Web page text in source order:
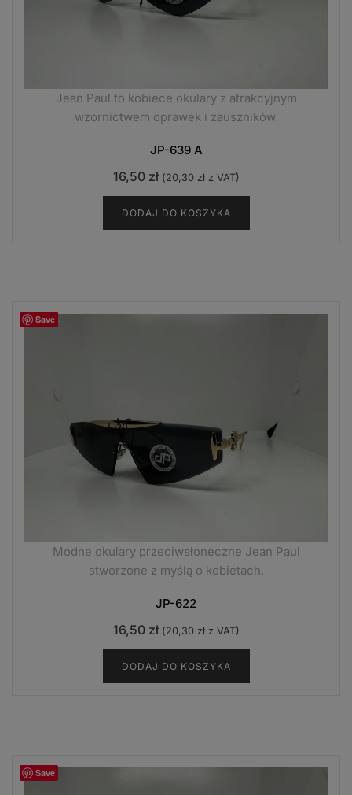
Jean Paul to kobiece okulary z atrakcyjnym
wzornictwem oprawek i zauszników.
JP-639 A
16,50 zł (20,30 złz VAT)
DODAJ DO KOSZYKA
Save
Modne okulary przeciwsłoneczne Jean Paul
stworzone z myślą o kobietach.
JP-622
16,50 zł (20,30 złz VAT)
DODAJ DO KOSZYKA
Save